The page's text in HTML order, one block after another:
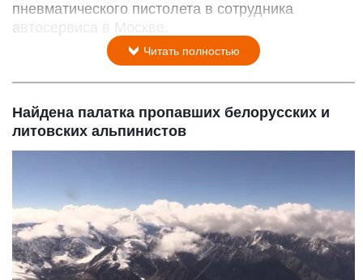
пневматического пистолета в сотрудника
автосервиса в Москве.
Читать полностью
Найдена палатка пропавших белорусских и
литовских альпинистов